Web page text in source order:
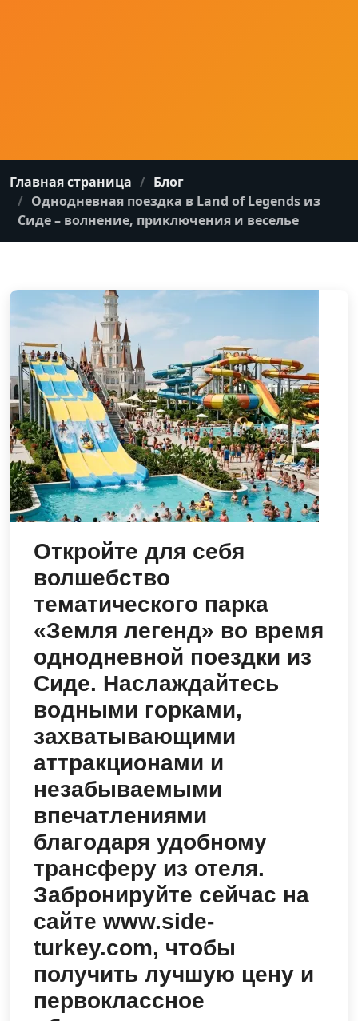
Главная страница
Блог
Однодневная поездка в Land of Legends из
Сиде – волнение, приключения и веселье
Откройте для себя
волшебство
тематического парка
«Земля легенд» во время
однодневной поездки из
Сиде. Наслаждайтесь
водными горками,
захватывающими
аттракционами и
незабываемыми
впечатлениями
благодаря удобному
трансферу из отеля.
Забронируйте сейчас на
сайте www.side-
turkey.com, чтобы
получить лучшую цену и
первоклассное